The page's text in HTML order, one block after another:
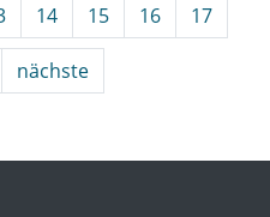
14 15 16 17
nächste